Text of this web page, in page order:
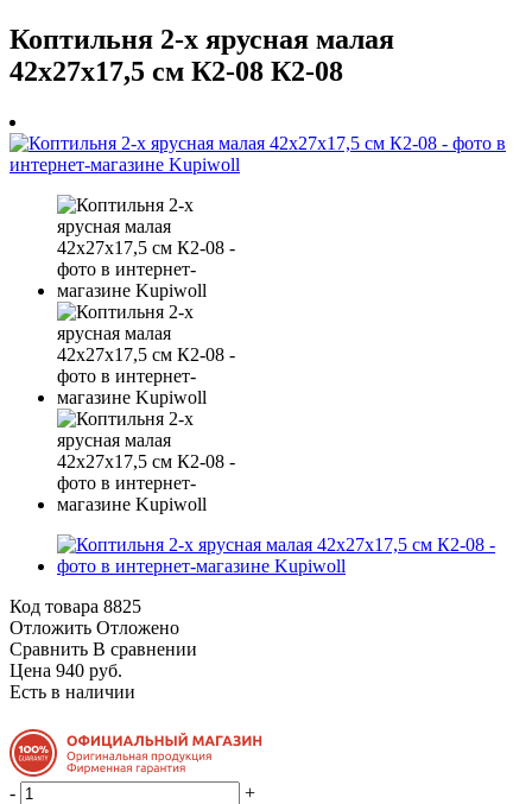
Коптильня 2-х ярусная малая
42х27х17,5 см К2-08 К2-08
Код товара 8825
Отложить Отложено
Сравнить В сравнении
Цена 940 руб.
Есть в наличии
-
+